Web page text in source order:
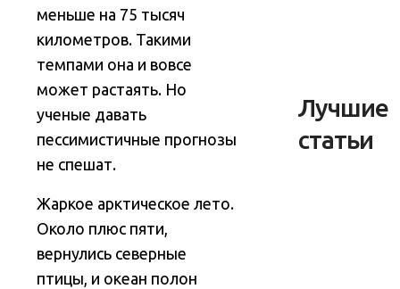
меньше на 75 тысяч
километров. Такими
темпами она и вовсе
может растаять. Но
ученые давать
пессимистичные прогнозы
не спешат.
Жаркое арктическое лето.
Около плюс пяти,
вернулись северные
птицы, и океан полон
Лучшие
статьи